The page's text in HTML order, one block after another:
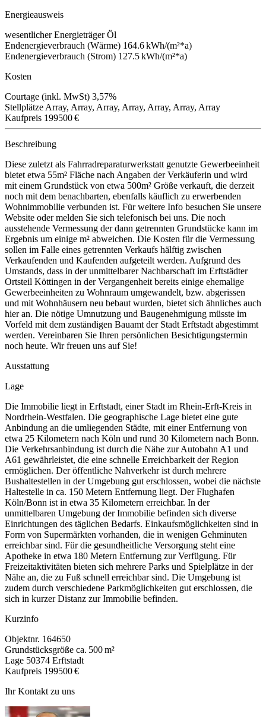
Energieausweis
wesentlicher Energieträger Öl
Endenergieverbrauch (Wärme) 164.6 kWh/(m²*a)
Endenergieverbrauch (Strom) 127.5 kWh/(m²*a)
Kosten
Courtage (inkl. MwSt) 3,57%
Stellplätze Array, Array, Array, Array, Array, Array, Array
Kaufpreis 199500 €
Beschreibung
Diese zuletzt als Fahrradreparaturwerkstatt genutzte Gewerbeeinheit
bietet etwa 55m² Fläche nach Angaben der Verkäuferin und wird
mit einem Grundstück von etwa 500m² Größe verkauft, die derzeit
noch mit dem benachbarten, ebenfalls käuflich zu erwerbenden
Wohnimmobilie verbunden ist. Für weitere Info besuchen Sie unsere
Website oder melden Sie sich telefonisch bei uns. Die noch
ausstehende Vermessung der dann getrennten Grundstücke kann im
Ergebnis um einige m² abweichen. Die Kosten für die Vermessung
sollen im Falle eines getrennten Verkaufs hälftig zwischen
Verkaufenden und Kaufenden aufgeteilt werden. Aufgrund des
Umstands, dass in der unmittelbarer Nachbarschaft im Erftstädter
Ortsteil Köttingen in der Vergangenheit bereits einige ehemalige
Gewerbeeinheiten zu Wohnraum umgewandelt, bzw. abgerissen
und mit Wohnhäusern neu bebaut wurden, bietet sich ähnliches auch
hier an. Die nötige Umnutzung und Baugenehmigung müsste im
Vorfeld mit dem zuständigen Bauamt der Stadt Erftstadt abgestimmt
werden. Vereinbaren Sie Ihren persönlichen Besichtigungstermin
noch heute. Wir freuen uns auf Sie!
Ausstattung
Lage
Die Immobilie liegt in Erftstadt, einer Stadt im Rhein-Erft-Kreis in
Nordrhein-Westfalen. Die geographische Lage bietet eine gute
Anbindung an die umliegenden Städte, mit einer Entfernung von
etwa 25 Kilometern nach Köln und rund 30 Kilometern nach Bonn.
Die Verkehrsanbindung ist durch die Nähe zur Autobahn A1 und
A61 gewährleistet, die eine schnelle Erreichbarkeit der Region
ermöglichen. Der öffentliche Nahverkehr ist durch mehrere
Bushaltestellen in der Umgebung gut erschlossen, wobei die nächste
Haltestelle in ca. 150 Metern Entfernung liegt. Der Flughafen
Köln/Bonn ist in etwa 35 Kilometern erreichbar. In der
unmittelbaren Umgebung der Immobilie befinden sich diverse
Einrichtungen des täglichen Bedarfs. Einkaufsmöglichkeiten sind in
Form von Supermärkten vorhanden, die in wenigen Gehminuten
erreichbar sind. Für die gesundheitliche Versorgung steht eine
Apotheke in etwa 180 Metern Entfernung zur Verfügung. Für
Freizeitaktivitäten bieten sich mehrere Parks und Spielplätze in der
Nähe an, die zu Fuß schnell erreichbar sind. Die Umgebung ist
zudem durch verschiedene Parkmöglichkeiten gut erschlossen, die
sich in kurzer Distanz zur Immobilie befinden.
Kurzinfo
Objektnr. 164650
Grundstücksgröße ca. 500 m²
Lage 50374 Erftstadt
Kaufpreis 199500 €
Ihr Kontakt zu uns